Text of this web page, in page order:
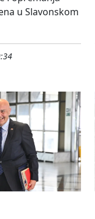
u Slavonskom